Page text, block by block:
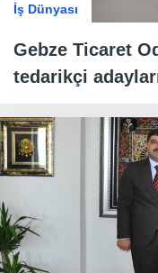
İş Dünyası
Gebze Ticaret
tedarikçi